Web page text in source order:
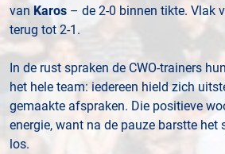
van Karos – de 2-0 binnen tikte. Vlak
terug tot 2-1.
In de rust spraken de CWO-trainers
het hele team: iedereen hield zich
gemaakte afspraken. Die positieve
energie, want na de pauze barstte het
los.